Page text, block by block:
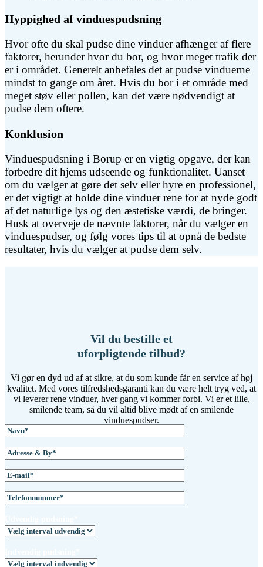
Hyppighed af vinduespudsning
Hvor ofte du skal pudse dine vinduer afhænger af flere
faktorer, herunder hvor du bor, og hvor meget trafik der
er i området. Generelt anbefales det at pudse vinduerne
mindst to gange om året. Hvis du bor i et område med
meget støv eller pollen, kan det være nødvendigt at
pudse dem oftere.
Konklusion
Vinduespudsning i Borup er en vigtig opgave, der kan
forbedre dit hjems udseende og funktionalitet. Uanset
om du vælger at gøre det selv eller hyre en professionel,
er det vigtigt at holde dine vinduer rene for at nyde godt
af det naturlige lys og den æstetiske værdi, de bringer.
Husk at overveje de nævnte faktorer, når du vælger en
vinduespudser, og følg vores tips til at opnå de bedste
resultater, hvis du vælger at pudse dem selv.
Vil du bestille et
uforpligtende tilbud?
Vi gør en dyd ud af at sikre, at du som kunde får en service af høj
kvalitet. Med vores tilfredshedsgaranti kan du være helt tryg ved, at
vi leverer rene vinduer, hver gang vi kommer forbi. Vi er et lille,
smilende team, så du vil altid blive mødt af en smilende
vinduespudser.